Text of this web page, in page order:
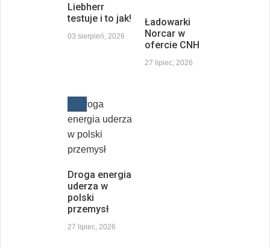
Liebherr
testuje i to jak!
03 sierpień, 2026
Ładowarki
Norcar w
ofercie CNH
27 lipiec, 2026
Droga energia
uderza w
polski
przemysł
27 lipiec, 2026